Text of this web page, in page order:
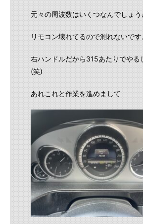
元々の周波数はいくつなんでしょう
リモコン壊れてるので測れないです
右ハンドルだから315あたりでやる
(笑)
あれこれと作業を進めまして